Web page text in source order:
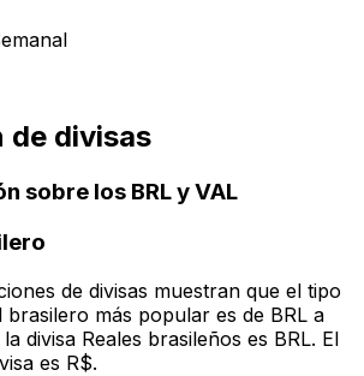
de divisas
sobre los BRL y VAL
de divisas muestran que el tipo
brasilero más popular es de BRL a
divisa Reales brasileños es BRL. El
es R$.